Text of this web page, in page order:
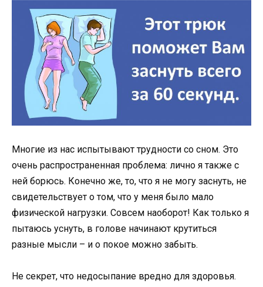
Многие из нас испытывают трудности со сном. Это
очень распространенная проблема: лично я также с
ней борюсь. Конечно же, то, что я не могу заснуть, не
свидетельствует о том, что у меня было мало
физической нагрузки. Совсем наоборот! Как только я
пытаюсь уснуть, в голове начинают крутиться
разные мысли – и о покое можно забыть.
Не секрет, что недосыпание вредно для здоровья.